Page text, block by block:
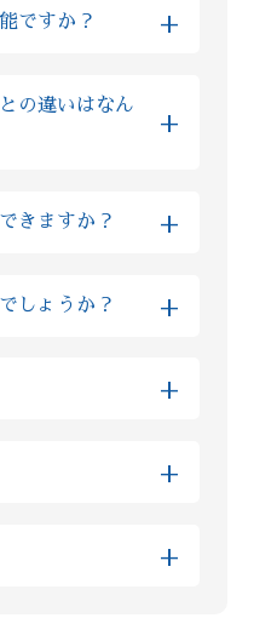
作用が非常に少な
門家の薬剤師が回
い。
糖の入っていない
おります。
ですか？ +
ば問題ございませ
方されたお薬の場
でご相談くださ
の違いはなん
+
やドラッグストア
為、市販の漢方薬
きますか？ +
り入れていただく
生まれ変わるまで
しょうか？ +
ものですので、ま
期間できっちり体
が可能です
+
ざいます。予めご
+
られてくる等は無+